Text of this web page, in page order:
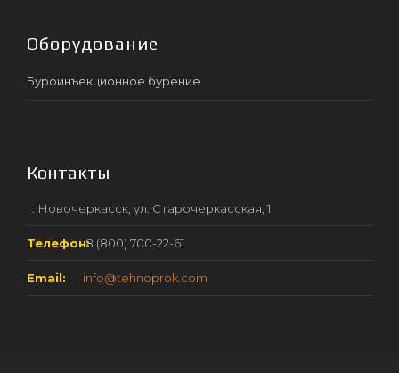
Оборудование
Буроинъекционное бурение
Контакты
г. Новочеркасск, ул. Старочеркасская, 1
Телефон:8 (800) 700-22-61
Email: info@tehnoprok.com